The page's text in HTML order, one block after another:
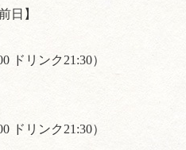
日】
ドリンク21:30）
ドリンク21:30）